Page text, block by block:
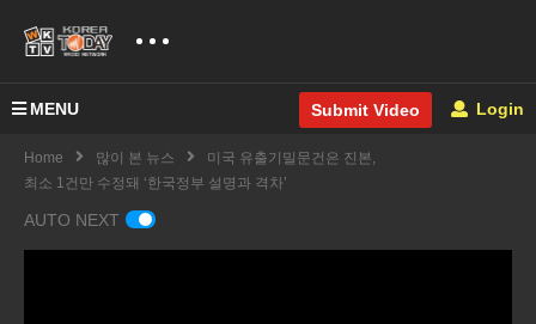
MENU Submit Video Login
Home 많이 본 뉴스
미국 유출기밀문건은 진본,
최소 1건만 수정돼 ‘한국정부 설명과 격차’
AUTO NEXT